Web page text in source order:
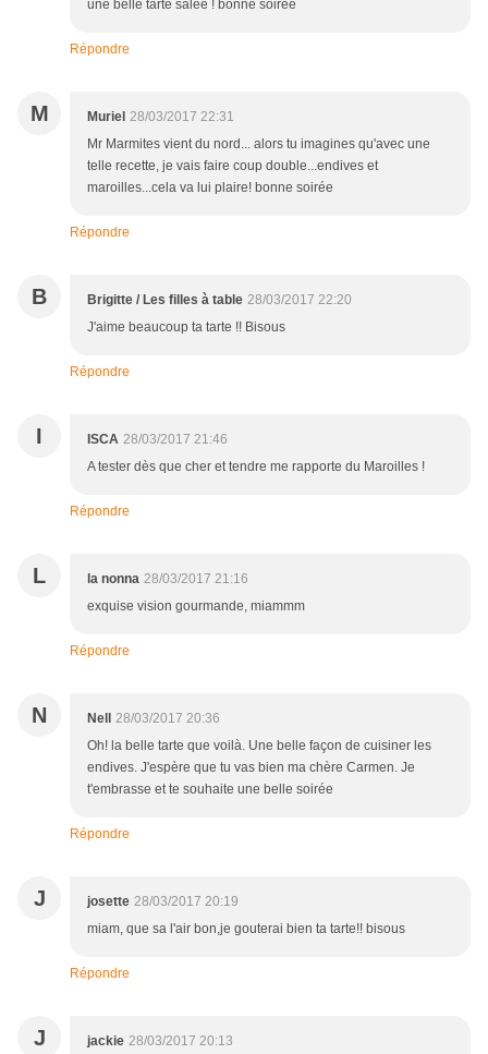
une belle tarte salée ! bonne soirée
Répondre
M Muriel 28/03/2017 22:31
Mr Marmites vient du nord... alors tu imagines qu'avec une
telle recette, je vais faire coup double...endives et
maroilles...cela va lui plaire! bonne soirée
Répondre
B Brigitte / Les filles à table 28/03/2017 22:20
J'aime beaucoup ta tarte !! Bisous
Répondre
I ISCA 28/03/2017 21:46
A tester dès que cher et tendre me rapporte du Maroilles !
Répondre
L la nonna 28/03/2017 21:16
exquise vision gourmande, miammm
Répondre
N Nell
28/03/2017 20:36
Oh! la belle tarte que voilà. Une belle façon de cuisiner les
endives. J'espère que tu vas bien ma chère Carmen. Je
t'embrasse et te souhaite une belle soirée
Répondre
J josette 28/03/2017 20:19
miam, que sa l'air bon,je gouterai bien ta tarte!! bisous
Répondre
J jackie 28/03/2017 20:13